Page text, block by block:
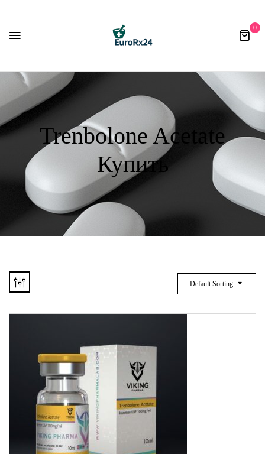
0
Trenbolone Acetate
Купить
Default Sorting